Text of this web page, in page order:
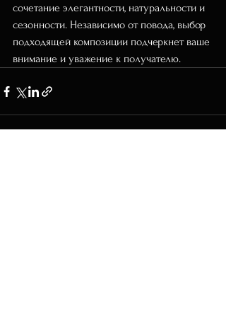
сочетание элегантности, натуральности и
сезонности. Независимо от повода, выбор
подходящей композиции подчеркнет ваше
внимание и уважение к получателю.